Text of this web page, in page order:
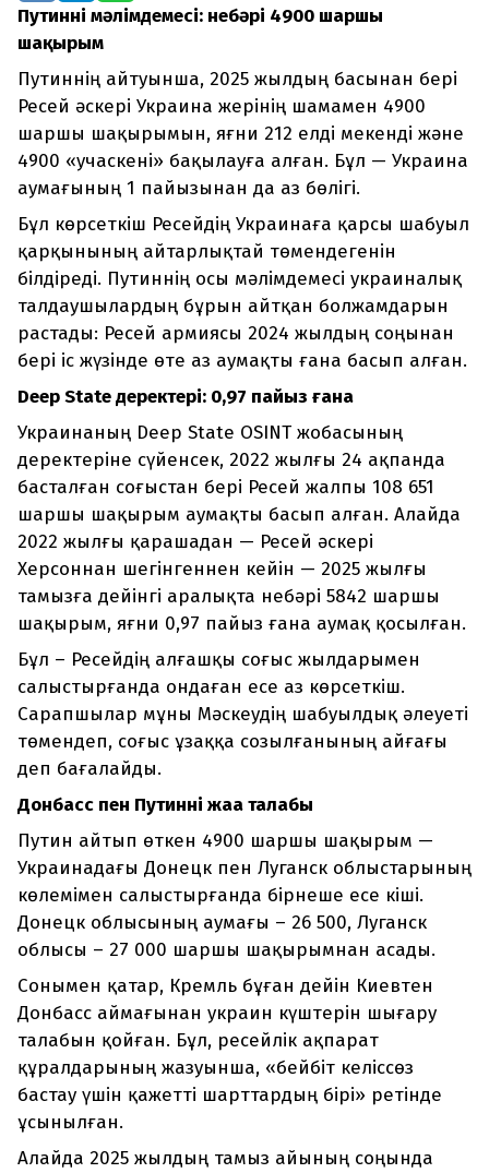
Путиннің мәлімдемесі: небәрі 4900 шаршы
шақырым
Путиннің айтуынша, 2025 жылдың басынан бері
Ресей әскері Украина жерінің шамамен 4900
шаршы шақырымын, яғни 212 елді мекенді және
4900 «учаскені» бақылауға алған. Бұл — Украина
аумағының 1 пайызынан да аз бөлігі.
Бұл көрсеткіш Ресейдің Украинаға қарсы шабуыл
қарқынының айтарлықтай төмендегенін
білдіреді. Путиннің осы мәлімдемесі украиналық
талдаушылардың бұрын айтқан болжамдарын
растады: Ресей армиясы 2024 жылдың соңынан
бері іс жүзінде өте аз аумақты ғана басып алған.
Deep State деректері: 0,97 пайыз ғана
Украинаның Deep State OSINT жобасының
деректеріне сүйенсек, 2022 жылғы 24 ақпанда
басталған соғыстан бері Ресей жалпы 108 651
шаршы шақырым аумақты басып алған. Алайда
2022 жылғы қарашадан — Ресей әскері
Херсоннан шегінгеннен кейін — 2025 жылғы
тамызға дейінгі аралықта небәрі 5842 шаршы
шақырым, яғни 0,97 пайыз ғана аумақ қосылған.
Бұл – Ресейдің алғашқы соғыс жылдарымен
салыстырғанда ондаған есе аз көрсеткіш.
Сарапшылар мұны Мәскеудің шабуылдық әлеуеті
төмендеп, соғыс ұзаққа созылғанының айғағы
деп бағалайды.
Донбасс пен Путиннің жаңа талабы
Путин айтып өткен 4900 шаршы шақырым —
Украинадағы Донецк пен Луганск облыстарының
көлемімен салыстырғанда бірнеше есе кіші.
Донецк облысының аумағы – 26 500, Луганск
облысы – 27 000 шаршы шақырымнан асады.
Сонымен қатар, Кремль бұған дейін Киевтен
Донбасс аймағынан украин күштерін шығару
талабын қойған. Бұл, ресейлік ақпарат
құралдарының жазуынша, «бейбіт келіссөз
бастау үшін қажетті шарттардың бірі» ретінде
ұсынылған.
Алайда 2025 жылдың тамыз айының соңында